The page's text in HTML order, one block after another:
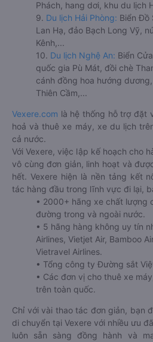
Phách, hang dơi, khu du lịch
9. Du lịch Hải Phòng: Biển Đồ
Lan Hạ, đảo Bạch Long Vỹ,
Kênh,...
10. Du lịch Nghệ An: Biển
quốc gia Pù Mát, đồi chè
cánh đồng hoa hướng
Thiên Cầm,...
Vexere.com là hệ thống hỗ trợ đặt
hoả và thuê xe máy, xe du lịch
cả nước.
Với Vexere, việc lập kế hoạch cho
vô cùng đơn giản, linh hoạt và
hết. Vexere hiện là nền tảng kết
tác hàng đầu trong lĩnh vực đi lại,
• 2000+ hãng xe chất lượng
đường trong và ngoài nước.
• 5 hãng hàng không uy tín
Airlines, Vietjet Air, Bamboo
Vietravel Airlines.
• Tổng công ty Đường sắt
• Các đơn vị cho thuê xe
trên toàn quốc.
Chỉ với vài thao tác đơn giản, bạn
di chuyển tại Vexere với nhiều ưu
luôn sẵn sàng đồng hành và